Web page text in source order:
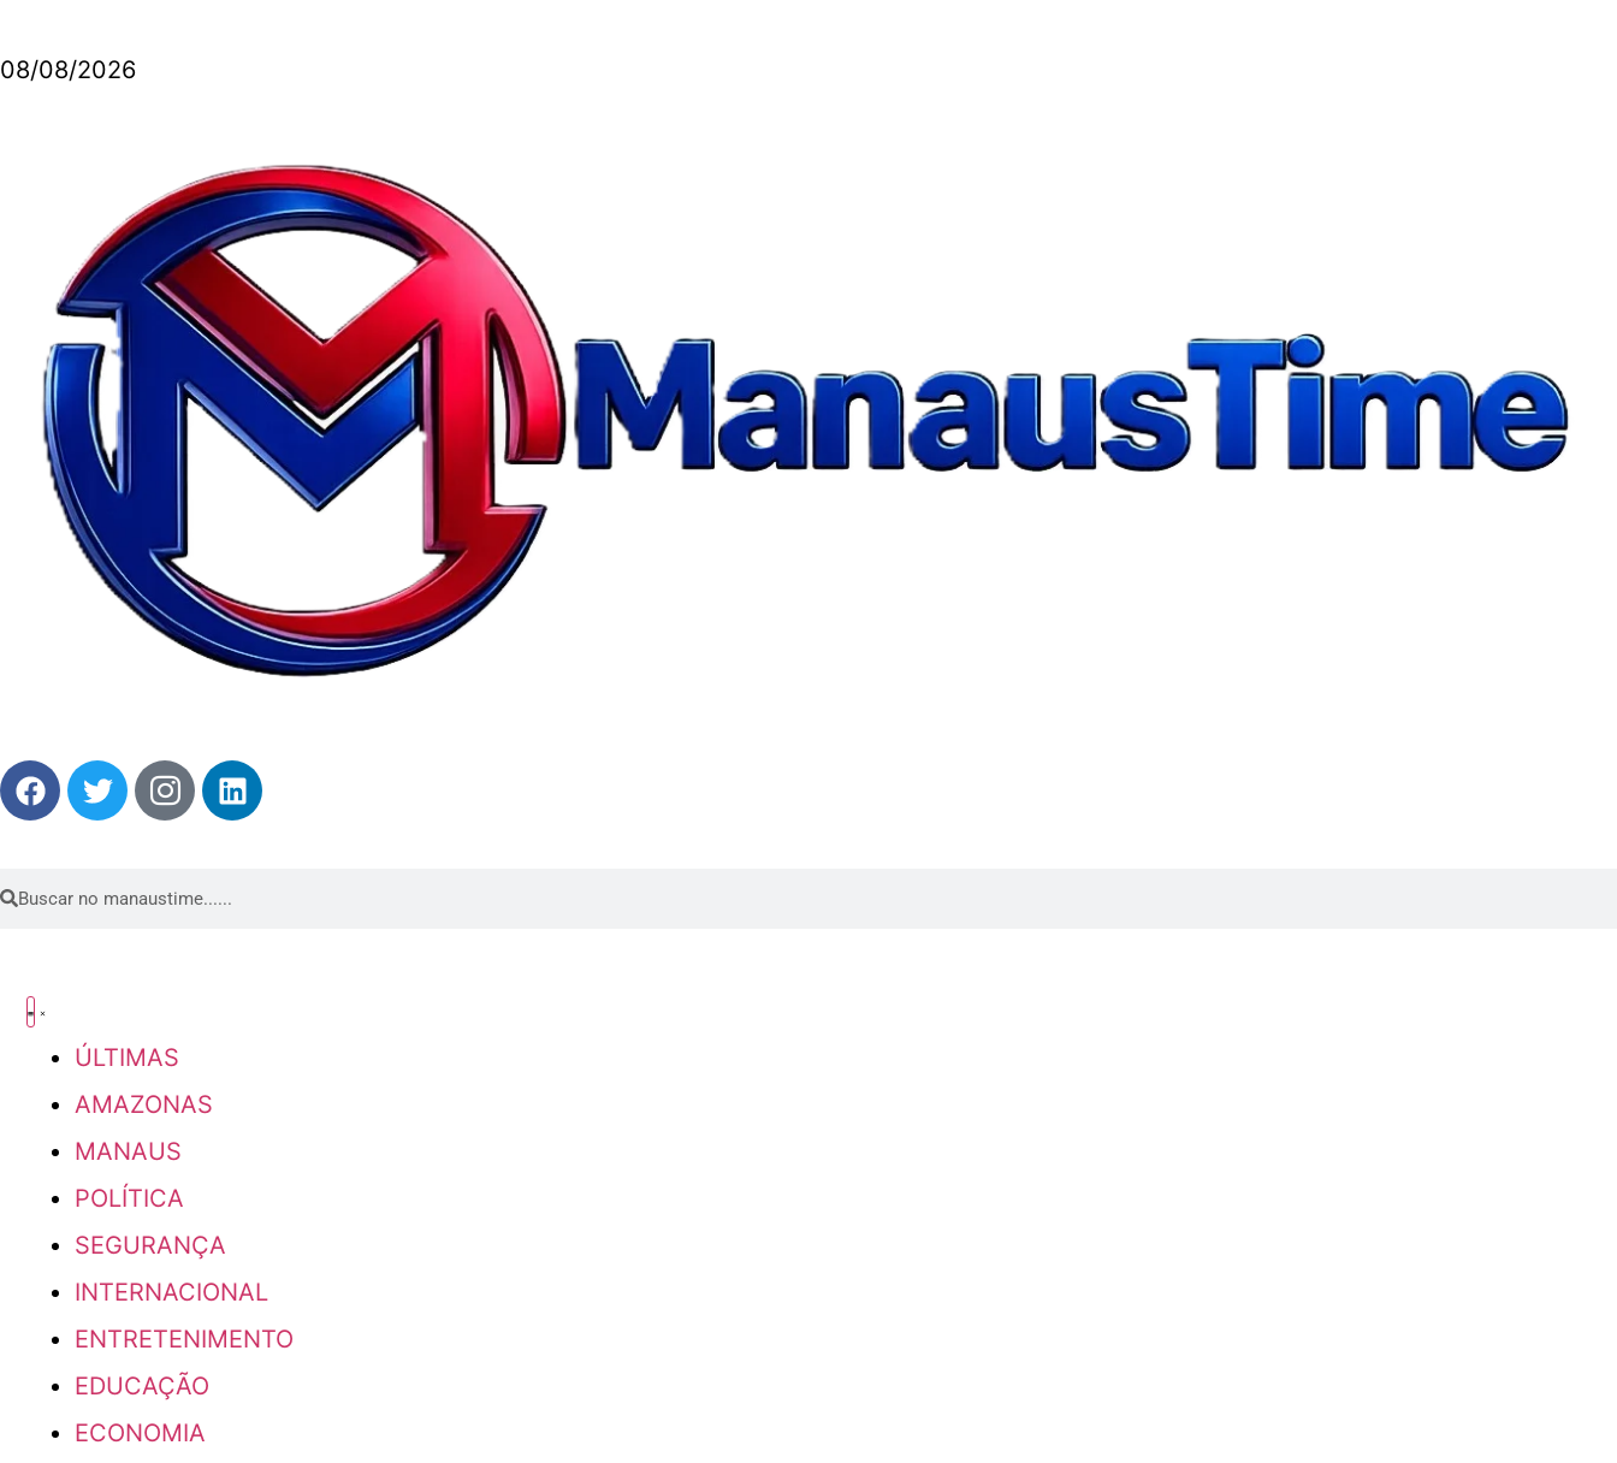
08/08/2026
ÚLTIMAS
AMAZONAS
MANAUS
POLÍTICA
SEGURANÇA
INTERNACIONAL
ENTRETENIMENTO
EDUCAÇÃO
ECONOMIA